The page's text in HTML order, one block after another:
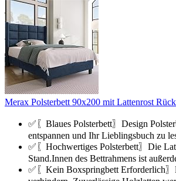
Merax Polsterbett 90x200 mit Lattenrost
✅〖Blaues Polsterbett〗Design
entspannen und Ihr Lieblingsbuch zu
✅〖Hochwertiges Polsterbett〗Die
Stand.Innen des Bettrahmens ist
✅〖Kein Boxspringbett Erforderlich〗